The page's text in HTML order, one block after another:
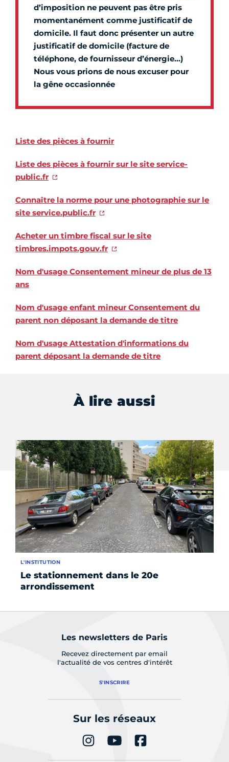
d’imposition ne peuvent pas être pris
momentanément comme justificatif de
domicile. Il faut donc présenter un autre
justificatif de domicile (facture de
téléphone, de fournisseur d’énergie…)
Nous vous prions de nous excuser pour
la gêne occasionnée
Liste des pièces à fournir
Liste des pièces à fournir sur le site service-
public.fr
Connaître la norme pour une photographie sur le
site service.public.fr
Acheter un timbre fiscal sur le site
timbres.impots.gouv.fr
Nom d'usage Consentement mineur de plus de 13
ans
Nom d'usage enfant mineur Consentement du
parent non déposant la demande de titre
Nom d'usage Attestation d'informations du
parent déposant la demande de titre
À lire aussi
Le stationnement dans le 20e
arrondissement
L'INSTITUTION
Les newsletters de Paris
Recevez directement par email
l'actualité de vos centres d'intérêt
S'INSCRIRE
Sur les réseaux